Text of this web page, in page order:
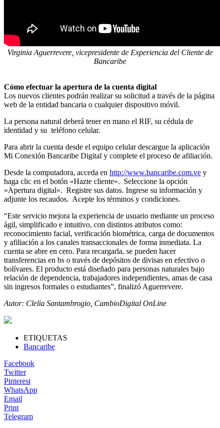
Virginia Aguerrevere, vicepresidente de Experiencia del Cliente de
Bancaribe
Cómo efectuar la apertura de la cuenta digital
Los nuevos clientes podrán realizar su solicitud a través de la página
web de la entidad bancaria o cualquier dispositivo móvil.
La persona natural deberá tener en mano el RIF, su cédula de
identidad y su teléfono celular.
Para abrir la cuenta desde el equipo celular descargue la aplicación
Mi Conexión Bancaribe Digital y complete el proceso de afiliación.
Desde la computadora, acceda en http://www.bancaribe.com.ve y
haga clic en el botón «Hazte cliente». Seleccione la opción
«Apertura digital». Registre sus datos. Ingrese su información y
adjunte los recaudos. Acepte los términos y condiciones.
“Este servicio mejora la experiencia de usuario mediante un proceso
ágil, simplificado e intuitivo, con distintos atributos como:
reconocimiento facial, verificación biométrica, carga de documentos
y afiliación a los canales transaccionales de forma inmediata. La
cuenta se abre en cero. Para recargarla, se pueden hacer
transferencias en bs o través de depósitos de divisas en efectivo o
bolívares. El producto está diseñado para personas naturales bajo
relación de dependencia, trabajadores independientes, amas de casa
sin ingresos formales o estudiantes”, finalizó Aguerrevere.
Autor: Clelia Santambrogio, CambioDigital OnLine
ETIQUETAS
Bancaribe
Facebook
Twitter
Pinterest
WhatsApp
Email
Print
Telegram